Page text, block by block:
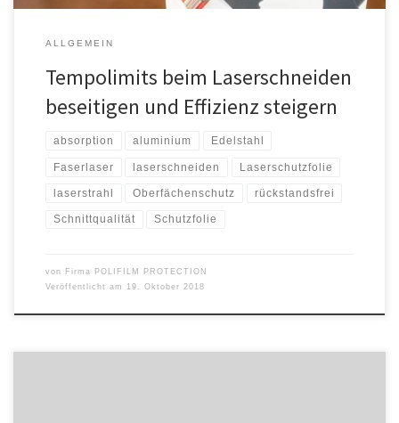
ALLGEMEIN
Tempolimits beim Laserschneiden
beseitigen und Effizienz steigern
absorption aluminium Edelstahl
Faserlaser laserschneiden Laserschutzfolie
laserstrahl Oberfächenschutz rückstandsfrei
Schnittqualität Schutzfolie
von Firma POLIFILM PROTECTION
Veröffentlicht am
19. Oktober 2018